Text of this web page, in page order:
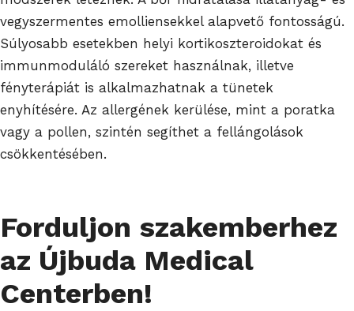
vegyszermentes emolliensekkel alapvető fontosságú.
Súlyosabb esetekben helyi kortikoszteroidokat és
immunmoduláló szereket használnak, illetve
fényterápiát is alkalmazhatnak a tünetek
enyhítésére. Az allergének kerülése, mint a poratka
vagy a pollen, szintén segíthet a fellángolások
csökkentésében.
Forduljon szakemberhez
az Újbuda Medical
Centerben!